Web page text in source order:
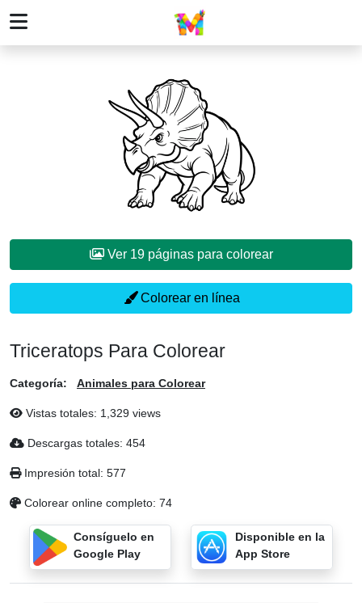
Ver 19 páginas para colorear
Colorear en línea
Triceratops Para Colorear
Categoría: Animales para Colorear
Vistas totales: 1,329 views
Descargas totales: 454
Impresión total: 577
Colorear online completo: 74
Consíguelo en
Google Play
Disponible en la
App Store